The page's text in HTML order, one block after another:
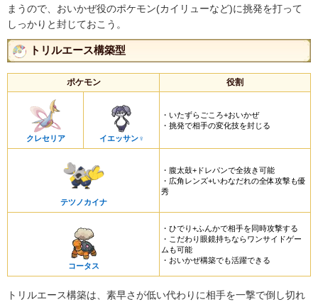
まうので、おいかぜ役のポケモン(カイリューなど)に挑発を打って
しっかりと封じておこう。
トリルエース構築型
ポケモン 役割
クレセリア イエッサン♀
・いたずらごころ+おいかぜ
・挑発で相手の変化技を封じる
テツノカイナ
・腹太鼓+ドレパンで全抜き可能
・広角レンズ+いわなだれの全体攻撃も優
秀
コータス
・ひでり+ふんかで相手を同時攻撃する
・こだわり眼鏡持ちならワンサイドゲー
ムも可能
・おいかぜ構築でも活躍できる
トリルエース構築は、素早さが低い代わりに相手を一撃で倒し切れ